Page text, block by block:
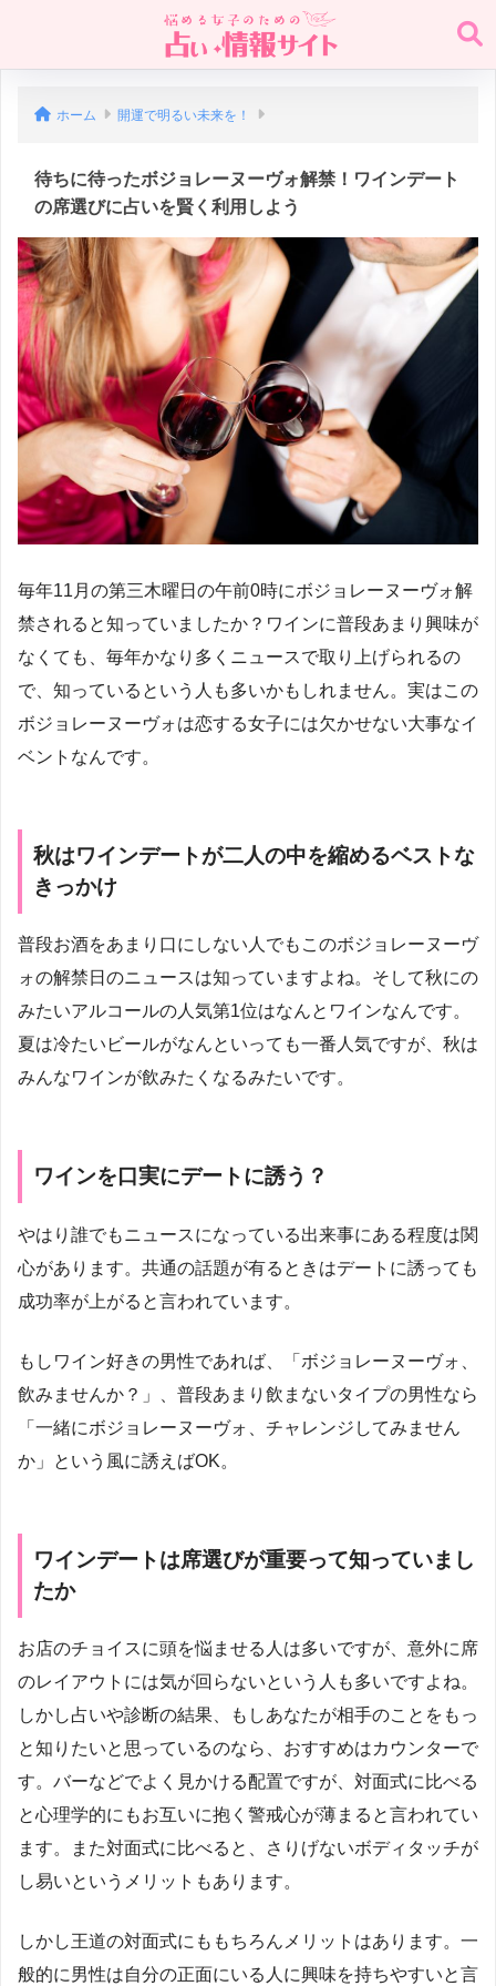
ホーム 開運で明るい未来を！
待ちに待ったボジョレーヌーヴォ解禁！ワインデート
の席選びに占いを賢く利用しよう
毎年11月の第三木曜日の午前0時にボジョレーヌーヴォ解
禁されると知っていましたか？ワインに普段あまり興味が
なくても、毎年かなり多くニュースで取り上げられるの
で、知っているという人も多いかもしれません。実はこの
ボジョレーヌーヴォは恋する女子には欠かせない大事なイ
ベントなんです。
秋はワインデートが二人の中を縮めるベストな
きっかけ
普段お酒をあまり口にしない人でもこのボジョレーヌーヴ
ォの解禁日のニュースは知っていますよね。そして秋にの
みたいアルコールの人気第1位はなんとワインなんです。
夏は冷たいビールがなんといっても一番人気ですが、秋は
みんなワインが飲みたくなるみたいです。
ワインを口実にデートに誘う？
やはり誰でもニュースになっている出来事にある程度は関
心があります。共通の話題が有るときはデートに誘っても
成功率が上がると言われています。
もしワイン好きの男性であれば、「ボジョレーヌーヴォ、
飲みませんか？」、普段あまり飲まないタイプの男性なら
「一緒にボジョレーヌーヴォ、チャレンジしてみません
か」という風に誘えばOK。
ワインデートは席選びが重要って知っていまし
たか
お店のチョイスに頭を悩ませる人は多いですが、意外に席
のレイアウトには気が回らないという人も多いですよね。
しかし占いや診断の結果、もしあなたが相手のことをもっ
と知りたいと思っているのなら、おすすめはカウンターで
す。バーなどでよく見かける配置ですが、対面式に比べる
と心理学的にもお互いに抱く警戒心が薄まると言われてい
ます。また対面式に比べると、さりげないボディタッチが
し易いというメリットもあります。
しかし王道の対面式にももちろんメリットはあります。一
般的に男性は自分の正面にいる人に興味を持ちやすいと言